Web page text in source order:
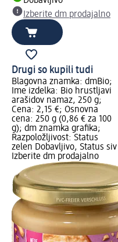
Izberite dm prodajalno
Drugi so kupili tudi
Blagovna znamka: dmBio;
Ime izdelka: Bio hrustljavi
arašidov namaz, 250 g;
Cena: 2,15 €; Osnovna
cena: 250 g (0,86 € za 100
g); dm znamka grafika;
Razpoložljivost: Status
zelen Dobavljivo, Status siv
Izberite dm prodajalno